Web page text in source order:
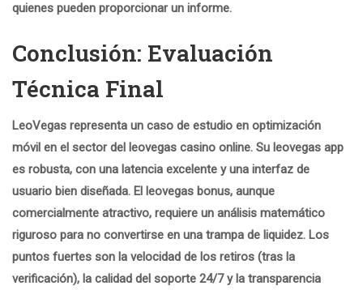
quienes pueden proporcionar un informe.
Conclusión: Evaluación
Técnica Final
LeoVegas representa un caso de estudio en optimización
móvil en el sector del leovegas casino online. Su leovegas app
es robusta, con una latencia excelente y una interfaz de
usuario bien diseñada. El leovegas bonus, aunque
comercialmente atractivo, requiere un análisis matemático
riguroso para no convertirse en una trampa de liquidez. Los
puntos fuertes son la velocidad de los retiros (tras la
verificación), la calidad del soporte 24/7 y la transparencia